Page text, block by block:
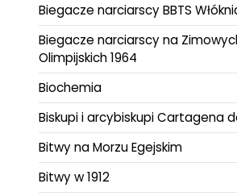
Biegacze narciarscy BBTS
Biegacze narciarscy na
Olimpijskich 1964
Biochemia
Biskupi i arcybiskupi Cartagena
Bitwy na Morzu Egejskim
Bitwy w 1912